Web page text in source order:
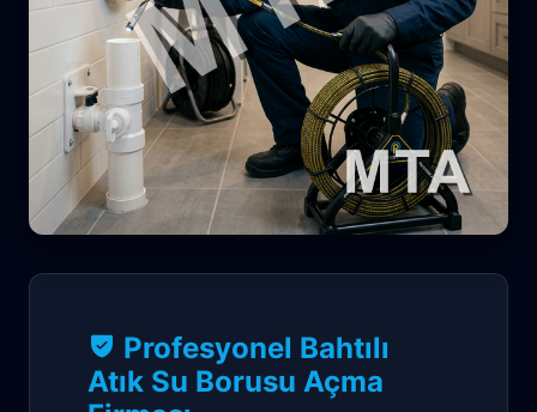
Bahtılı Atık Su
Profesyonel Bahtılı
Atık Su Borusu Açma